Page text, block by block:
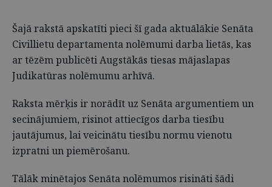
Šajā rakstā apskatīti pieci šī gada aktuālākie Senāta
Civillietu departamenta nolēmumi darba lietās, kas
ar tēzēm publicēti Augstākās tiesas mājaslapas
Judikatūras nolēmumu arhīvā.
Raksta mērķis ir norādīt uz Senāta argumentiem un
secinājumiem, risinot attiecīgos darba tiesību
jautājumus, lai veicinātu tiesību normu vienotu
izpratni un piemērošanu.
Tālāk minētajos Senāta nolēmumos risināti šādi